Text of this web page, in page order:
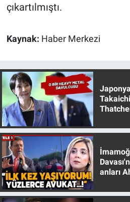
çıkartılmıştı.
Kaynak: Haber Merkezi
anları
Türkiye'nin Geleceği
Türkiye'nin Gündemi
Yerel Yaşam
Canlı Yayın